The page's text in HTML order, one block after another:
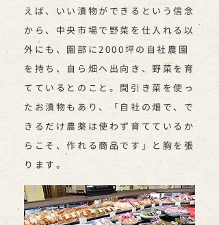
えば、いい漬物ができるという信念
から、中央市場で野菜を仕入れる以
外にも、園部に2000坪の自社農園
を持ち、自ら畑へ出向き、野菜を育
てているとのこと。間引き菜を使っ
たお漬物もあり、「自社の畑で、で
きるだけ農薬は使わず育てているか
らこそ、作れる商品です」と胸を張
ります。